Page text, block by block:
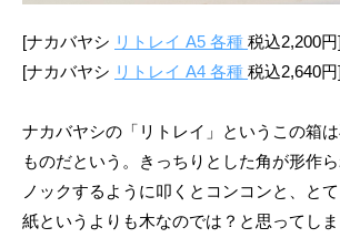
[ナカバヤシ リトレイ A5 各種 税込2,200
[ナカバヤシ リトレイ A4 各種 税込2,640
ナカバヤシの「リトレイ」というこの箱
ものだという。きっちりとした角が形作
ノックするように叩くとコンコンと、とて
紙というよりも木なのでは？と思ってし